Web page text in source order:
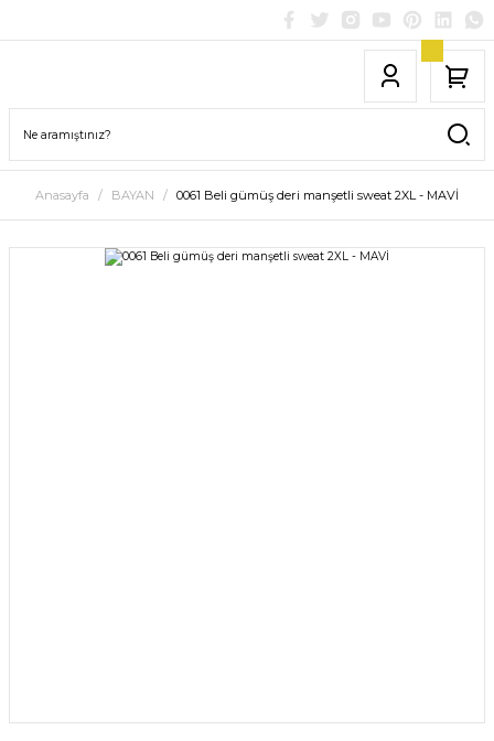
Anasayfa BAYAN 0061 Beli gümüş deri manşetli sweat 2XL - MAVİ